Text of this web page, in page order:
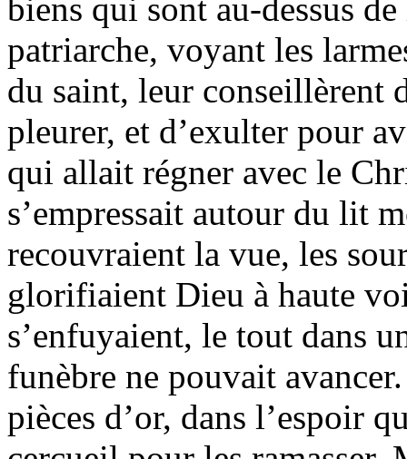
biens qui sont au-dessus
patriarche, voyant les
du saint, leur conseillèrent
pleurer, et d’exulter pour
qui allait régner avec le
s’empressait autour du lit
recouvraient la vue, les
glorifiaient Dieu à haute
s’enfuyaient, le tout dans
funèbre ne pouvait
pièces d’or, dans l’espoir